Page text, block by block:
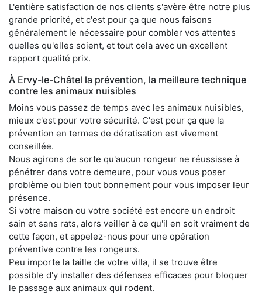
L'entière satisfaction de nos clients s'avère être notre plus
grande priorité, et c'est pour ça que nous faisons
généralement le nécessaire pour combler vos attentes
quelles qu'elles soient, et tout cela avec un excellent
rapport qualité prix.
À Ervy-le-Châtel la prévention, la meilleure technique
contre les animaux nuisibles
Moins vous passez de temps avec les animaux nuisibles,
mieux c'est pour votre sécurité. C'est pour ça que la
prévention en termes de dératisation est vivement
conseillée.
Nous agirons de sorte qu'aucun rongeur ne réussisse à
pénétrer dans votre demeure, pour vous vous poser
problème ou bien tout bonnement pour vous imposer leur
présence.
Si votre maison ou votre société est encore un endroit
sain et sans rats, alors veiller à ce qu'il en soit vraiment de
cette façon, et appelez-nous pour une opération
préventive contre les rongeurs.
Peu importe la taille de votre villa, il se trouve être
possible d'y installer des défenses efficaces pour bloquer
le passage aux animaux qui rodent.